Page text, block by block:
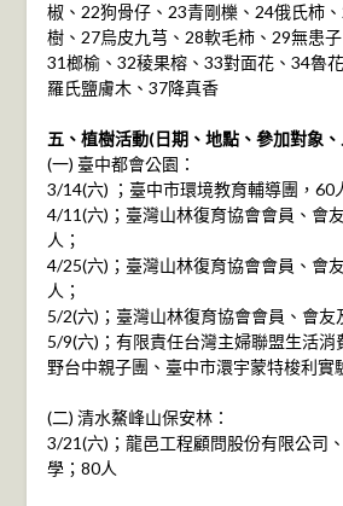
椒、22狗骨仔、23青剛櫟、24俄氏柿
樹、27烏皮九芎、28軟毛柿、29無患
31榔榆、32稜果榕、33對面花、34魯
羅氏鹽膚木、37降真香
五、植樹活動(日期、地點、參加對象、
(一) 臺中都會公園：
3/14(六) ；臺中市環境教育輔導團，60
4/11(六)；臺灣山林復育協會會員、會
人；
4/25(六)；臺灣山林復育協會會員、會
人；
5/2(六)；臺灣山林復育協會會員、會友
5/9(六)；有限責任台灣主婦聯盟生活消
野台中親子團、臺中市澴宇蒙特梭利實
(二) 清水鰲峰山保安林：
3/21(六)；龍邑工程顧問股份有限公司
學；80人